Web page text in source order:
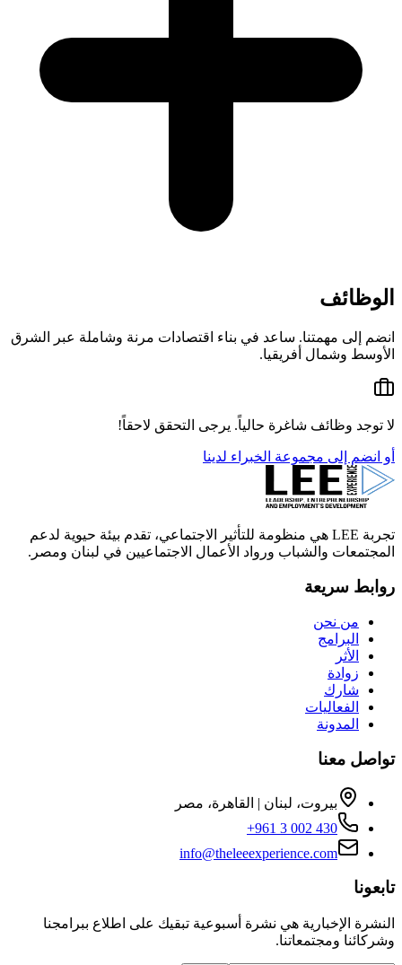
الوظائف
انضم إلى مهمتنا. ساعد في بناء اقتصادات مرنة وشاملة عبر الشرق
الأوسط وشمال أفريقيا.
لا توجد وظائف شاغرة حالياً. يرجى التحقق لاحقاً!
أو انضم إلى مجموعة الخبراء لدينا
تجربة LEE هي منظومة للتأثير الاجتماعي، تقدم بيئة حيوية لدعم
المجتمعات والشباب ورواد الأعمال الاجتماعيين في لبنان ومصر.
روابط سريعة
من نحن
البرامج
الأثر
زوادة
شارك
الفعاليات
المدونة
تواصل معنا
بيروت، لبنان | القاهرة، مصر
+961 3 002 430
info@theleeexperience.com
تابعونا
النشرة الإخبارية هي نشرة أسبوعية تبقيك على اطلاع ببرامجنا
وشركائنا ومجتمعاتنا.